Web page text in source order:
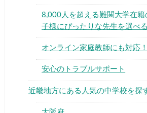
▶
8,000人を超える難関大学在籍
子様にぴったりな先生を選べる
オンライン家庭教師にも対応！
安心のトラブルサポート
近畿地方にある人気の中学校を探